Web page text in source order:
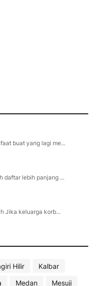
buat yang lagi me...
daftar lebih panjang ...
Jika keluarga korb...
Hilir
Kalbar
Medan
Mesuji